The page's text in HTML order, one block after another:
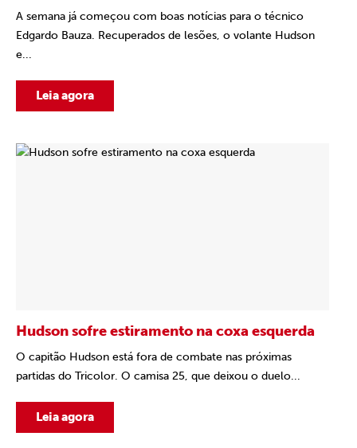
A semana já começou com boas notícias para o técnico
Edgardo Bauza. Recuperados de lesões, o volante Hudson
e...
Leia agora
Hudson sofre estiramento na coxa esquerda
O capitão Hudson está fora de combate nas próximas
partidas do Tricolor. O camisa 25, que deixou o duelo...
Leia agora